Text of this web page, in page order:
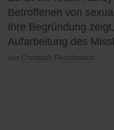
Betroffenen von
Ihre Begründung
Aufarbeitung des
von Christoph Fleischmann